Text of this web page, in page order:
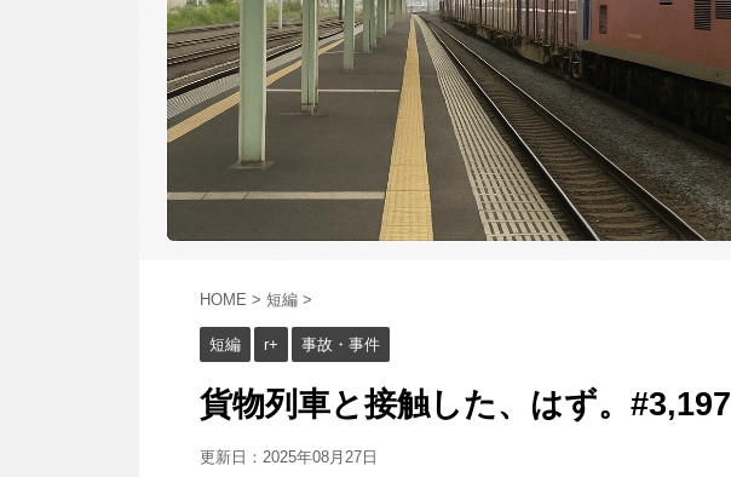
HOME > 短編 >
短編 r+ 事故・事件
貨物列車と接触した、はず。#3,197
更新日： 2025年08月27日